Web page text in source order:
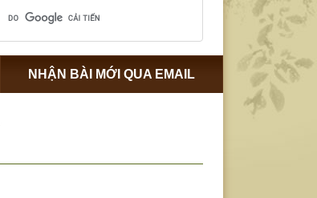
NHẬN BÀI MỚI QUA EMAIL